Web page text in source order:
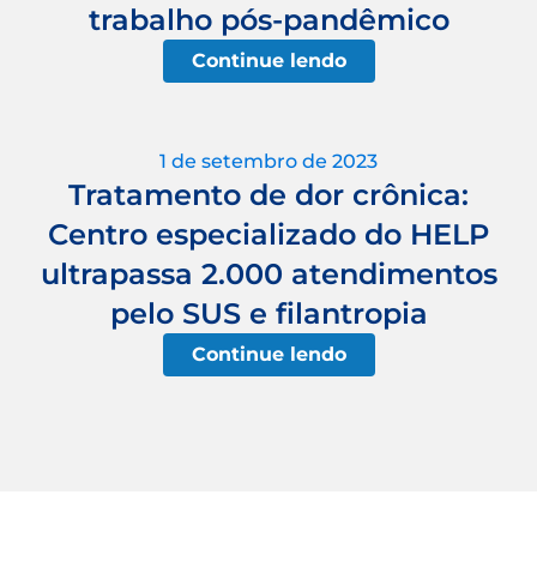
trabalho pós-pandêmico
Continue lendo
1 de setembro de 2023
Tratamento de dor crônica:
Centro especializado do HELP
ultrapassa 2.000 atendimentos
pelo SUS e filantropia
Continue lendo